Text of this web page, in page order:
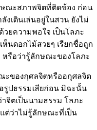
ษณะสภาพจิตที่ติดข้อง ก่อน
งเดินเล่นอยู่ในสวน ยังไม่
วยความพอใจ เป็นโลภะ
ห็นดอกไม้สวยๆ เรียกชื่อถูก
หรือว่ารู้ลักษณะของโลภะ
ะของกุศลจิตหรืออกุศลจิต
ปธรรมเสียก่อน มิฉะนั้น
จิตเป็นนามธรรม โลภะ
ต่ว่าไม่รู้ลักษณะที่เป็น